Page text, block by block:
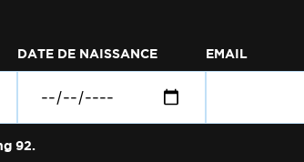
DATE DE NAISSANCE EMAIL
92.